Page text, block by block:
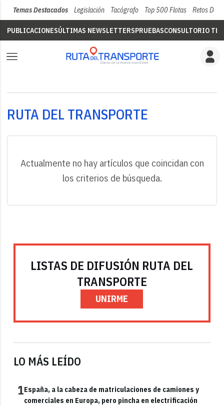
Temas Destacados Legislación Tacógrafo Top 500 Flotas Retos Del
PUBLICACIONESÚLTIMAS NEWSLETTERSPRUEBASCONSULTORIO
RUTA DEL TRANSPORTE
Actualmente no hay artículos que coincidan con
los criterios de búsqueda.
LISTAS DE DIFUSIÓN RUTA DEL
TRANSPORTE
UNIRME
LO MÁS LEÍDO
1España, a la cabeza de matriculaciones de camiones y
comerciales en Europa, pero pincha en electrificación